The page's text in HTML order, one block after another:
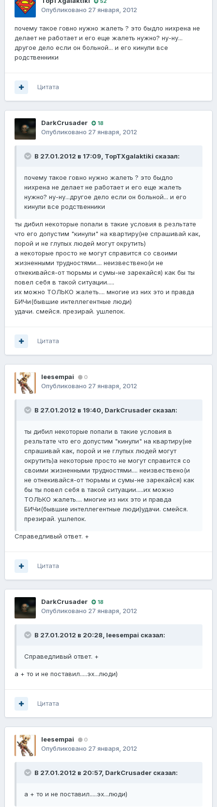
Опубликовано 27 января, 2012
почему такое говно нужно жалеть ? это быдло нихрена не
делает не работает и его еще жалеть нужно? ну-ну...
другое дело если он больной... и его кинули все
родственники
Цитата
DarkCrusader 18
Опубликовано 27 января, 2012
В 27.01.2012 в 17:09, TopTXgalaktiki сказал:
почему такое говно нужно жалеть ? это быдло
нихрена не делает не работает и его еще жалеть
нужно? ну-ну...другое дело если он больной... и его
кинули все родственники
ты дибил некоторые попали в такие условия в резльтате
что его допустим "кинули" на квартиру(не спрашивай как,
порой и не глупых людей могут окрутить)
а некоторые просто не могут справится со своими
жизненными трудностями.... неизвествено(и не
отнекивайся-от тюрьмы и сумы-не зарекайся) как бы ты
повел себя в такой ситуации.....
их можно ТОЛЬКО жалеть.... многие из них это и правда
БИЧи(бывшие интеллегентные люди)
удачи. смейся. презирай. ушлепок.
Цитата
leesempai 0
Опубликовано 27 января, 2012
В 27.01.2012 в 19:40, DarkCrusader сказал:
ты дибил некоторые попали в такие условия в
резльтате что его допустим "кинули" на квартиру(не
спрашивай как, порой и не глупых людей могут
окрутить)а некоторые просто не могут справится со
своими жизненными трудностями.... неизвествено(и
не отнекивайся-от тюрьмы и сумы-не зарекайся) как
бы ты повел себя в такой ситуации.....их можно
ТОЛЬКО жалеть.... многие из них это и правда
БИЧи(бывшие интеллегентные люди)удачи. смейся.
презирай. ушлепок.
Справедливый ответ. +
Цитата
DarkCrusader 18
Опубликовано 27 января, 2012
В 27.01.2012 в 20:28, leesempai сказал:
Справедливый ответ. +
а + то и не поставил.....эх...люди)
Цитата
leesempai 0
Опубликовано 27 января, 2012
В 27.01.2012 в 20:57, DarkCrusader сказал:
а + то и не поставил.....эх...люди)